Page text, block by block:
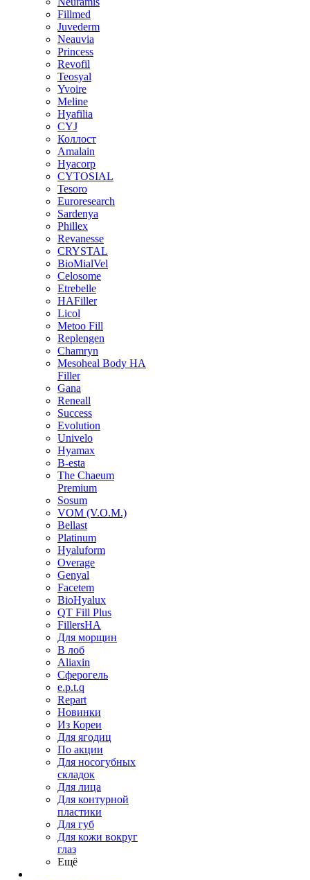
Fillmed
Juvederm
Neauvia
Princess
Revofil
Teosyal
Yvoire
Meline
Hyafilia
CYJ
Коллост
Amalain
Hyacorp
CYTOSIAL
Tesoro
Euroresearch
Sardenya
Phillex
Revanesse
CRYSTAL
BioMialVel
Celosome
Etrebelle
HAFiller
Licol
Metoo Fill
Replengen
Chamryn
Mesoheal Body HA
Filler
Gana
Reneall
Success
Evolution
Univelo
Hyamax
B-esta
The Chaeum
Premium
Sosum
VOM (V.O.M.)
Bellast
Platinum
Hyaluform
Overage
Genyal
Facetem
BioHyalux
QT Fill Plus
FillersHA
Для морщин
В лоб
Aliaxin
Сферогель
e.p.t.q
Repart
Новинки
Из Кореи
Для ягодиц
По акции
Для носогубных
складок
Для лица
Для контурной
пластики
Для губ
Для кожи вокруг
глаз
Ещё